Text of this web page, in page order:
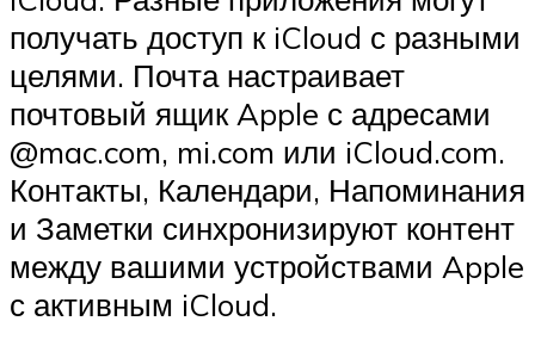
получать доступ к iCloud с разными
целями. Почта настраивает
почтовый ящик Apple с адресами
@mac.com, mi.com или iCloud.com.
Контакты, Календари, Напоминания
и Заметки синхронизируют контент
между вашими устройствами Apple
с активным iCloud.